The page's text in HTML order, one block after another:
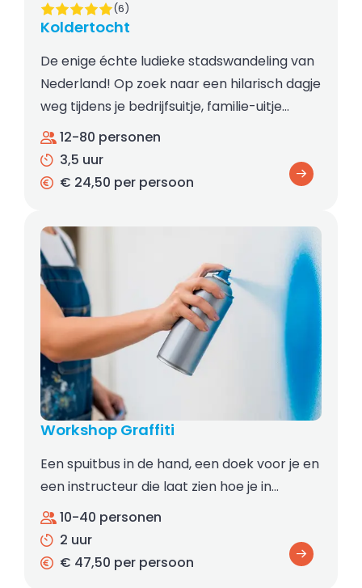
Koldertocht
(6)
De enige échte ludieke stadswandeling van
Nederland! Op zoek naar een hilarisch dagje
weg tijdens je bedrijfsuitje, familie-uitje…
12-80 personen
3,5 uur
€ 24,50 per persoon
Workshop Graffiti
Een spuitbus in de hand, een doek voor je en
een instructeur die laat zien hoe je in…
10-40 personen
2 uur
€ 47,50 per persoon